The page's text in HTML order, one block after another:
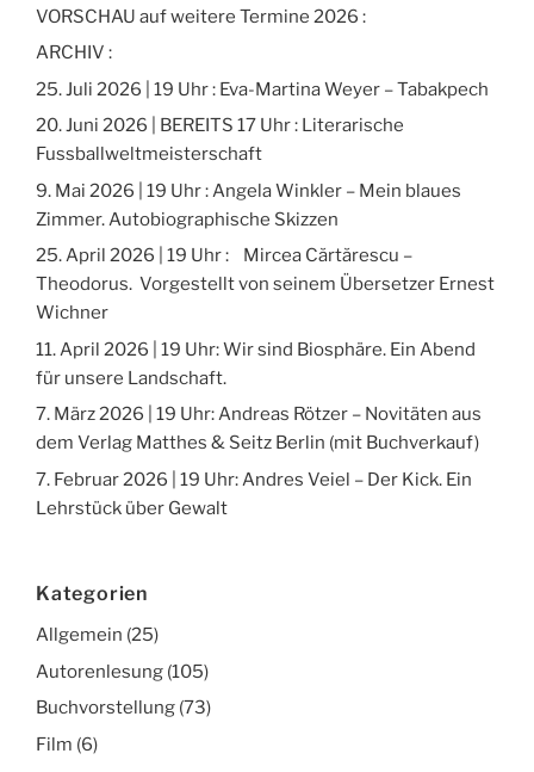
VORSCHAU auf weitere Termine 2026 :
ARCHIV :
25. Juli 2026 | 19 Uhr : Eva-Martina Weyer – Tabakpech
20. Juni 2026 | BEREITS 17 Uhr : Literarische
Fussballweltmeisterschaft
9. Mai 2026 | 19 Uhr : Angela Winkler – Mein blaues
Zimmer. Autobiographische Skizzen
25. April 2026 | 19 Uhr : Mircea Cărtărescu –
Theodorus. Vorgestellt von seinem Übersetzer Ernest
Wichner
11. April 2026 | 19 Uhr: Wir sind Biosphäre. Ein Abend
für unsere Landschaft.
7. März 2026 | 19 Uhr: Andreas Rötzer – Novitäten aus
dem Verlag Matthes & Seitz Berlin (mit Buchverkauf)
7. Februar 2026 | 19 Uhr: Andres Veiel – Der Kick. Ein
Lehrstück über Gewalt
Kategorien
Allgemein (25)
Autorenlesung (105)
Buchvorstellung (73)
Film (6)